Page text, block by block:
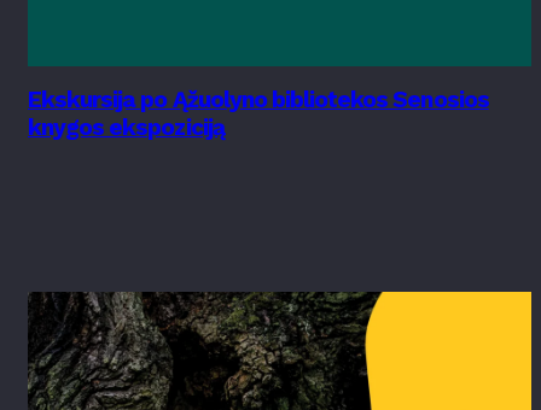
Ekskursija po Ąžuolyno bibliotekos Senosios
knygos ekspoziciją